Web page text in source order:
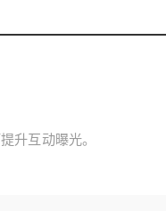
升互动曝光。